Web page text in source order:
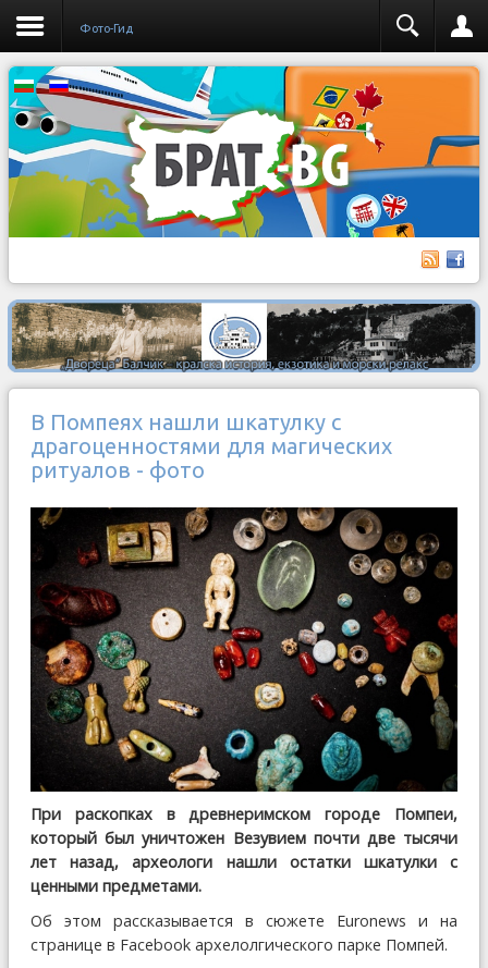
Фото-Гид
В Помпеях нашли шкатулку с
драгоценностями для магических
ритуалов - фото
При раскопках в древнеримском городе Помпеи,
который был уничтожен Везувием почти две тысячи
лет назад, археологи нашли остатки шкатулки с
ценными предметами.
Об этом рассказывается в сюжете Euronews и на
странице в Facebook архелолгического парке Помпей.